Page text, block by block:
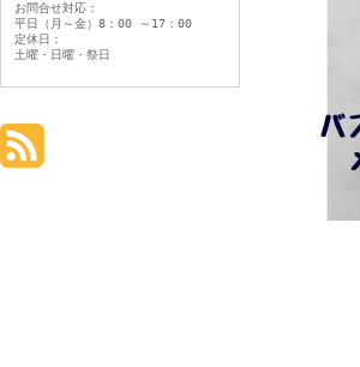
お問合せ対応：
平日（月～金）8：00 ～17：00
定休日：
土曜・日曜・祭日